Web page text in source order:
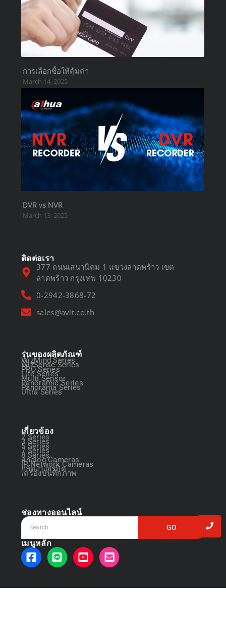
การเลือกซื้อให้คุ้มค่า
March 14, 2025
DVR vs NVR
March 13, 2025
ติดต่อเรา
377 ถนนเสนานิคม 1 แขวงลาดพร้าว เขต
ลาดพร้าว กรุงเทพ 10230
0-2942-3868-72
sales@avit.co.th
รุ่นของผลิตภัณฑ์
WizMind Series
WizSense Series
PRO Series
Lite Series
Multi Sensor
Panoramic Series
Panorama Series
Ultra Series
เกี่ยวข้อง
2 Series
3 Series
5 Series
7 Series
8 Series
Analog Cameras
IP Network Cameras
กล้องวงจรปิด
เครื่องบันทึกภาพ
ช่องทางออนไลน์
GO
เมนูหลัก